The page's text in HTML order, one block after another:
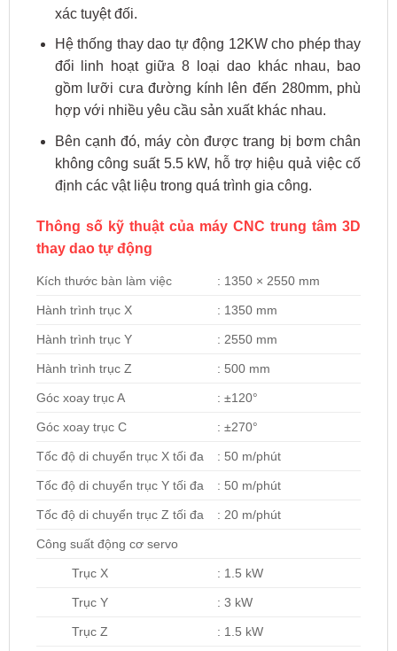
xác tuyệt đối.
Hệ thống thay dao tự động 12KW cho phép thay
đổi linh hoạt giữa 8 loại dao khác nhau, bao
gồm lưỡi cưa đường kính lên đến 280mm, phù
hợp với nhiều yêu cầu sản xuất khác nhau.
Bên cạnh đó, máy còn được trang bị bơm chân
không công suất 5.5 kW, hỗ trợ hiệu quả việc cố
định các vật liệu trong quá trình gia công.
Thông số kỹ thuật của máy CNC trung tâm 3D
thay dao tự động
Kích thước bàn làm việc : 1350 × 2550 mm
Hành trình trục X : 1350 mm
Hành trình trục Y : 2550 mm
Hành trình trục Z : 500 mm
Góc xoay trục A : ±120°
Góc xoay trục C : ±270°
Tốc độ di chuyển trục X tối đa : 50 m/phút
Tốc độ di chuyển trục Y tối đa : 50 m/phút
Tốc độ di chuyển trục Z tối đa : 20 m/phút
Công suất động cơ servo
Trục X : 1.5 kW
Trục Y : 3 kW
Trục Z : 1.5 kW